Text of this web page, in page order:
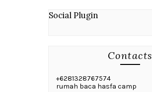
Social Plugin
Contacts
+6281328767574
rumah baca hasfa camp